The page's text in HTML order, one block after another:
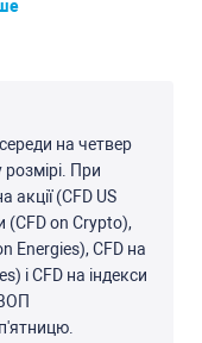
на четвер
При
акції (CFD US
(CFD on Crypto),
Energies), CFD на
і CFD на індекcи